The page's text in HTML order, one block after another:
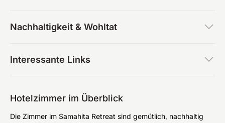
Nachhaltigkeit & Wohltat
Interessante Links
Hotelzimmer im Überblick
Die Zimmer im Samahita Retreat sind gemütlich, nachhaltig